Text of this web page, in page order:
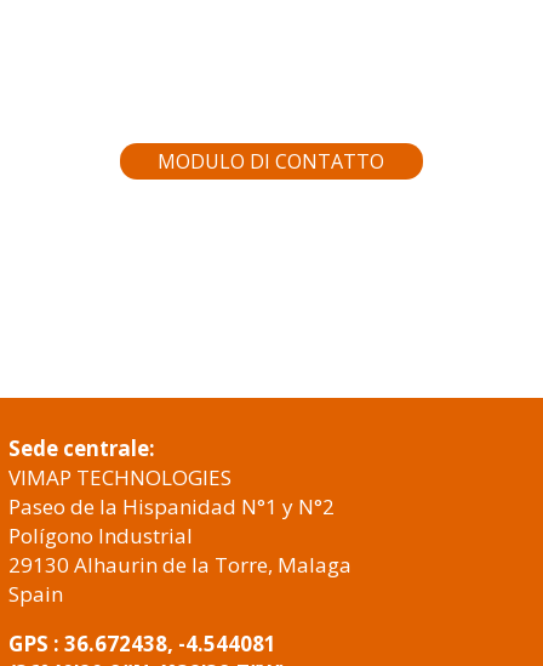
MODULO DI CONTATTO
Sede centrale:
VIMAP TECHNOLOGIES
Paseo de la Hispanidad N°1 y N°2
Polígono Industrial
29130 Alhaurin de la Torre, Malaga
Spain
GPS : 36.672438, -4.544081